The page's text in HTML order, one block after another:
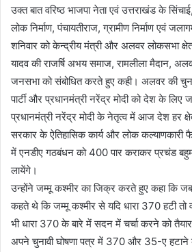
उक्त बात वरिष्ठ भाजपा नेता एवं उत्तराखंड के
लोक निर्माण, पंचायतीराज, ग्रामीण निर्माण एवं
शनिवार को केन्द्रीय मंत्री और अलवर लोकसभा
यादव की राजर्षि अभय समाज, रामलीला मैदान,
जनसभा को संबोधित करते हुए कही। अलवर की
पार्टी और प्रधानमंत्री नरेंद्र मोदी को देश के लिए
प्रधानमंत्री नरेंद्र मोदी के नेतृत्व में आज देश हर
सरकार के ऐतिहासिक कार्य और लोक कल्याणकारी
में एनडीए गठबंधन को 400 पार कराकर प्रचंड
लायेंगे।
उन्होंने जम्मू कश्मीर का जिक्र करते हुए कहा कि
कहते थे कि जम्मू कश्मीर से यदि धारा 370 हटी तो
भी धारा 370 के बारे में सदन में चर्चा करने को तैयार
अपने चुनावी घोषणा पत्र में 370 और 35-ए हटाने